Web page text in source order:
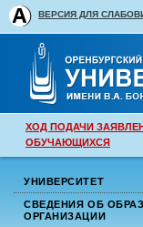
ВЕРСИЯ ДЛЯ
ХОД ПОДАЧИ
ОБУЧАЮЩИХСЯ
УНИВЕРСИТЕТ
СВЕДЕНИЯ ОБ
ОРГАНИЗАЦИИ